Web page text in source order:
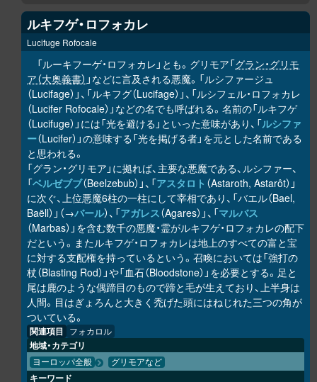
ルキフゲ・ロフォカレ
Lucifuge Rofocale
「ルーキフーゲ・ロフォカレ」とも。グリモア「グラン・グリモ
ア（大奥義書） 」などに言及される悪魔。「ルシファージュ
（Lucifage）」、「ルキフグ（Lucifage）」、「ルシフェル・ロフォカレ
（Lucifer Rofocale）」などの名でも呼ばれる。名前の「ルキフゲ
（Lucifuge）」には「光を避ける」といった意味があり、「ルシファ
ー（Lucifer）」の意味する「光を掲げる者」を元とした名前である
と思われる。
「グラン・グリモア」に拠れば、主要な悪魔である、ルシファー、
「ベルゼブブ（Beelzebub）」、「アスタロト （Astaroth, Astarôt）」
に次ぐ、上位悪魔6柱の一柱にして宰相であり、「バエル（Bael,
Baëll）」（→バール）、「アガレス（Agares）」、「マルバス
（Marbas）」を含む数千の悪魔・霊がルキフゲ・ロフォカレの配下
だという。またルキフゲ・ロフォカレは地上のすべての富と宝
に対する支配権を持っているという。召喚においては「強打の
杖（Blasting Rod）」や「血石（Bloodstone）」を必要とする。足と
尾は鹿のような偶蹄目のもので蹄と毛が生えており、上半身は
人間。目はぎょろんと大きく禿げた頭にはねじれた三つの角が
ついている。
関連項目 フォカロル
地域・カテゴリ
ヨーロッパ全般 グリモアなど
キーワード